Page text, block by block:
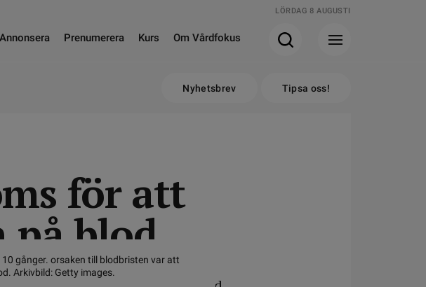
LÖRDAG 8 AUGUSTI
Annonsera Prenumerera Kurs Om Vårdfokus
Nyhetsbrev Tipsa oss!
för att
på blod
gånger. orsaken till blodbristen var att
Arkivbild: Getty images.